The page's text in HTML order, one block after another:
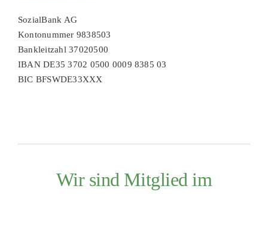
SozialBank AG
Kontonummer 9838503
Bankleitzahl 37020500
IBAN DE35 3702 0500 0009 8385 03
BIC BFSWDE33XXX
Wir sind Mitglied im